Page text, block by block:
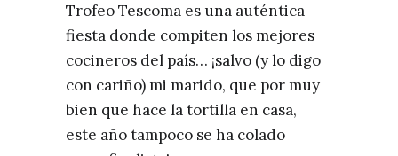
Trofeo Tescoma es una auténtica
fiesta donde compiten los mejores
cocineros del país… ¡salvo (y lo digo
con cariño) mi marido, que por muy
bien que hace la tortilla en casa,
este año tampoco se ha colado